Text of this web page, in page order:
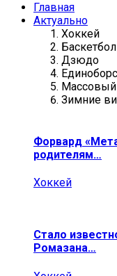
Главная
Актуально
Хоккей
Баскетбол
Дзюдо
Массовый
Зимние
Форвард
родителям…
Хоккей
Стало
Ромазана…